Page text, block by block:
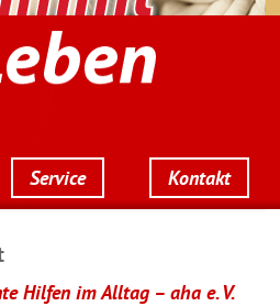
Service Kontakt
Hilfen im Alltag – aha e. V.